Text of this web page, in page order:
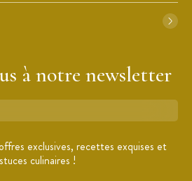
à notre newsletter
exclusives, recettes exquises et
culinaires !